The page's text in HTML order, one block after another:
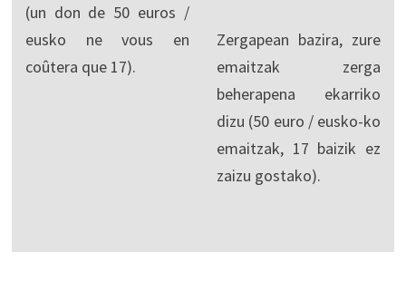
(un don de 50 euros /
eusko ne vous en
coûtera que 17).
Zergapean bazira, zure
emaitzak zerga
beherapena ekarriko
dizu (50 euro / eusko-ko
emaitzak, 17 baizik ez
zaizu gostako).